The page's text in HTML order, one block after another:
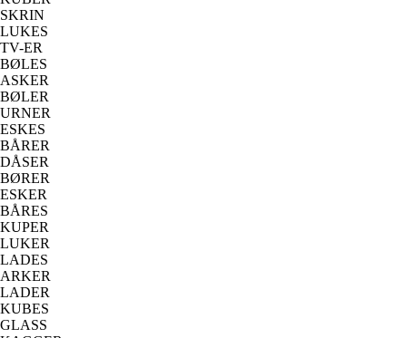
SKRIN
LUKES
TV-ER
BØLES
ASKER
BØLER
URNER
ESKES
BÅRER
DÅSER
BØRER
ESKER
BÅRES
KUPER
LUKER
LADES
ARKER
LADER
KUBES
GLASS